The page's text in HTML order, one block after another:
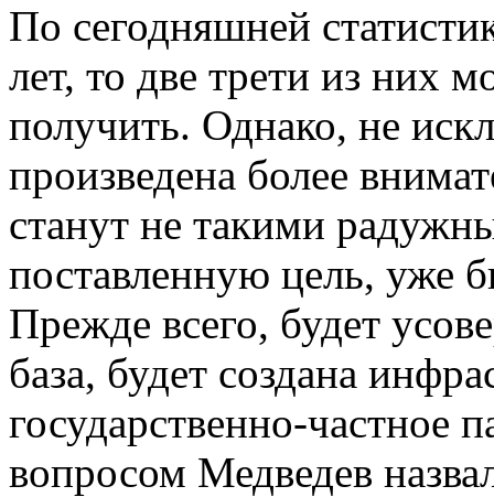
По сегодняшней
лет, то две трети из них
получить. Однако, не
произведена более
станут не такими
поставленную цель, уже
Прежде всего, будет
база, будет создана
государственно-частное
вопросом Медведев